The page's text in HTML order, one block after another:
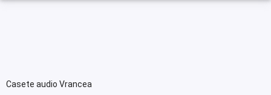
Casete audio Vrancea